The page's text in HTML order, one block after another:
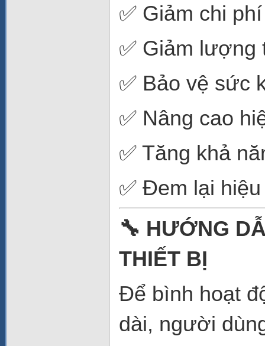
✅ Giảm chi
✅ Giảm lượng
✅ Bảo vệ sức
✅ Nâng cao
✅ Tăng khả
✅ Đem lại
🔧 HƯỚNG
THIẾT BỊ
Để bình hoạt
dài, người